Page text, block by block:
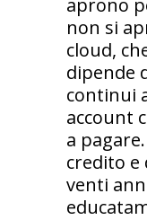
non si
cloud,
dipende
continui
account
a
credito e
venti